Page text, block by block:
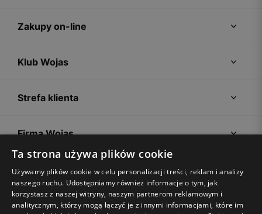
Zakupy on-line
Klub Wojas
Strefa klienta
Firma Wojas
Porady
Ta strona używa plików cookie
Używamy plików cookie w celu personalizacji treści, reklam i analizy
naszego ruchu. Udostępniamy również informacje o tym, jak
korzystasz z naszej witryny, naszym partnerom reklamowym i
analitycznym, którzy mogą łączyć je z innymi informacjami, które im